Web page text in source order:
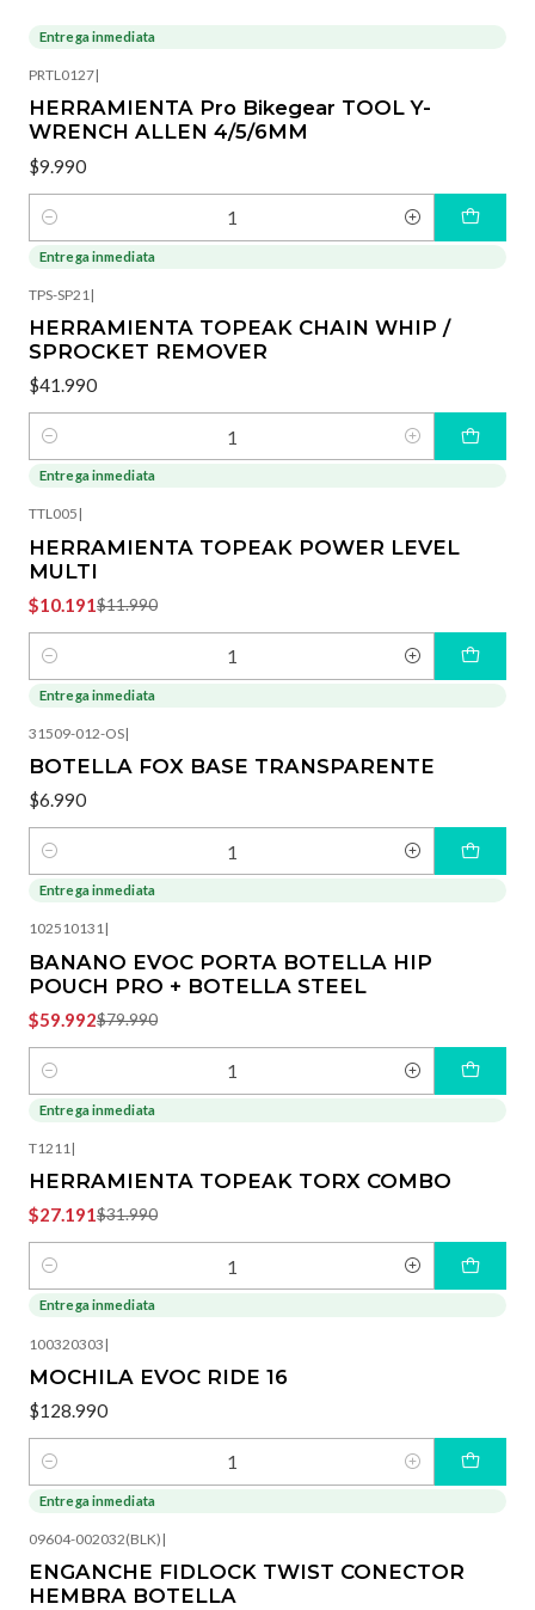
Entrega inmediata
PRTL0127|
HERRAMIENTA Pro Bikegear TOOL Y-
WRENCH ALLEN 4/5/6MM
$9.990
Cantidad
Entrega inmediata
TPS-SP21 |
HERRAMIENTA TOPEAK CHAIN WHIP /
SPROCKET REMOVER
$41.990
Cantidad
Entrega inmediata
TTL005 |
HERRAMIENTA TOPEAK POWER LEVEL
MULTI
$10.191$11.990
Cantidad
Entrega inmediata
31509-012-OS|
BOTELLA FOX BASE TRANSPARENTE
$6.990
Cantidad
Entrega inmediata
102510131|
BANANO EVOC PORTA BOTELLA HIP
POUCH PRO + BOTELLA STEEL
$59.992$79.990
Cantidad
-15%
Entrega inmediata
T1211|
HERRAMIENTA TOPEAK TORX COMBO
$27.191$31.990
Cantidad
Entrega inmediata
100320303 |
MOCHILA EVOC RIDE 16
$128.990
Cantidad
Entrega inmediata
09604-002032(BLK) |
ENGANCHE FIDLOCK TWIST CONECTOR
HEMBRA BOTELLA